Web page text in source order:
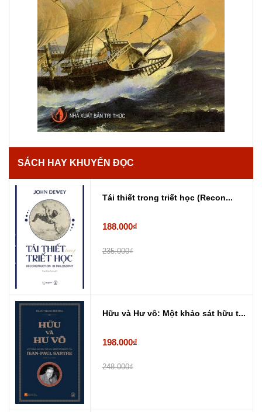
SÁCH HAY KHUYẾN ĐỌC
Tái thiết trong triết học (Recon...
188.000₫
235.000₫
Hữu và Hư vô: Một khảo sát hữu t...
198.000₫
248.000₫